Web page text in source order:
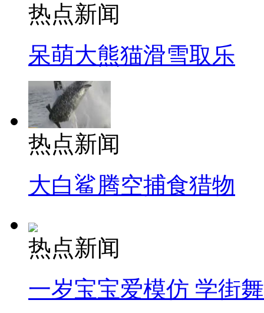
热点新闻
呆萌大熊猫滑雪取乐
热点新闻
大白鲨腾空捕食猎物
热点新闻
一岁宝宝爱模仿 学街